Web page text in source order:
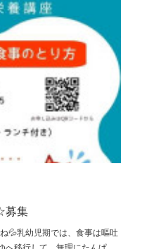
募集
💦乳幼児期では、食事は嘔吐